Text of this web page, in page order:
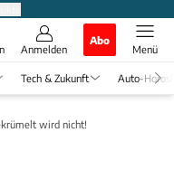
Anmelden
Abo
Menü
Tech & Zukunft Auto-
wird nicht!